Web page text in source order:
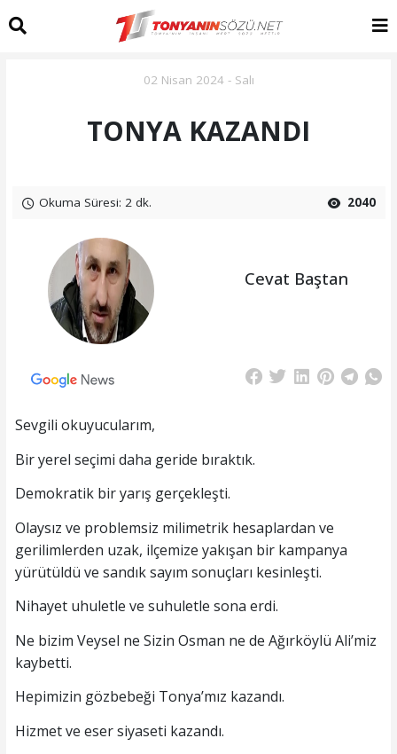
02 Nisan 2024 - Salı
TONYA KAZANDI
Okuma Süresi: 2 dk. 2040
Cevat Baştan
Sevgili okuyucularım,
Bir yerel seçimi daha geride bıraktık.
Demokratik bir yarış gerçekleşti.
Olaysız ve problemsiz milimetrik hesaplardan ve
gerilimlerden uzak, ilçemize yakışan bir kampanya
yürütüldü ve sandık sayım sonuçları kesinleşti.
Nihayet uhuletle ve suhuletle sona erdi.
Ne bizim Veysel ne Sizin Osman ne de Ağırköylü Ali’miz
kaybetti.
Hepimizin gözbebeği Tonya’mız kazandı.
Hizmet ve eser siyaseti kazandı.